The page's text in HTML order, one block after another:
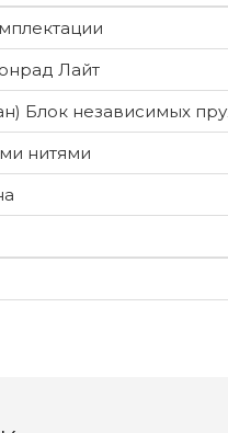
Лайт
Блок независимых
нитями